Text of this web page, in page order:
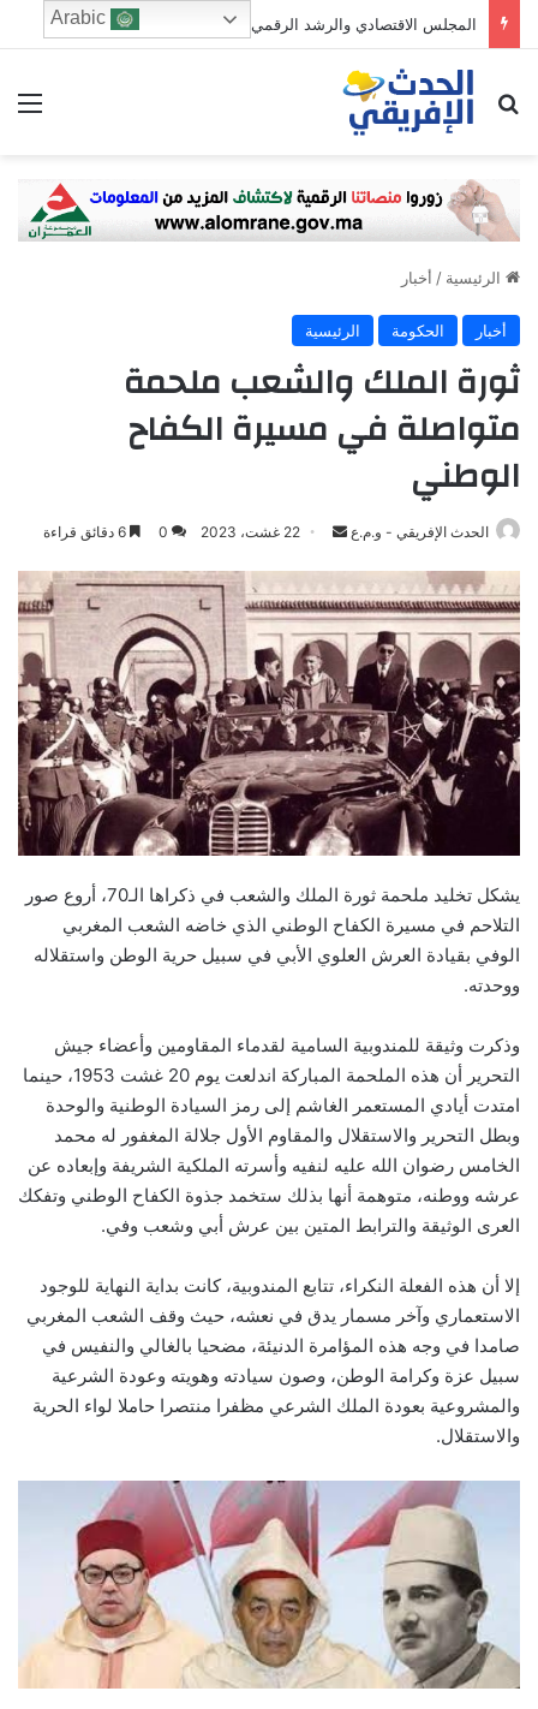
المجلس الاقتصادي والرشد الرقمي: من يحرس الطفولة في زمن الخوارزميات؟
ابحث عن
الرئيسية / أخبار
أخبار الحكومة الرئيسية
ثورة الملك والشعب ملحمة
متواصلة في مسيرة الكفاح
الوطني
الحدث الإفريقي - و.م.ع
Send
email
22 غشت، 2023 0
يشكل تخليد ملحمة ثورة الملك والشعب في ذكراها الـ70، أروع صور
التلاحم في مسيرة الكفاح الوطني الذي خاضه الشعب المغربي
الوفي بقيادة العرش العلوي الأبي في سبيل حرية الوطن واستقلاله
ووحدته.
وذكرت وثيقة للمندوبية السامية لقدماء المقاومين وأعضاء جيش
التحرير أن هذه الملحمة المباركة اندلعت يوم 20 غشت 1953، حينما
امتدت أيادي المستعمر الغاشم إلى رمز السيادة الوطنية والوحدة
وبطل التحرير والاستقلال والمقاوم الأول جلالة المغفور له محمد
الخامس رضوان الله عليه لنفيه وأسرته الملكية الشريفة وإبعاده عن
عرشه ووطنه، متوهمة أنها بذلك ستخمد جذوة الكفاح الوطني وتفكك
العرى الوثيقة والترابط المتين بين عرش أبي وشعب وفي.
إلا أن هذه الفعلة النكراء، تتابع المندوبية، كانت بداية النهاية للوجود
الاستعماري وآخر مسمار يدق في نعشه، حيث وقف الشعب المغربي
صامدا في وجه هذه المؤامرة الدنيئة، مضحيا بالغالي والنفيس في
سبيل عزة وكرامة الوطن، وصون سيادته وهويته وعودة الشرعية
والمشروعية بعودة الملك الشرعي مظفرا منتصرا حاملا لواء الحرية
والاستقلال.
Arabic